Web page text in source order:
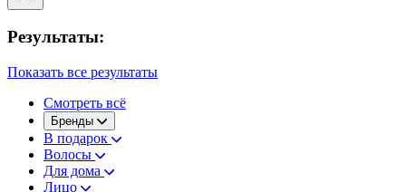
Результаты:
Показать все результаты
Смотреть всё
Бренды
В подарок
Волосы
Для дома
Лицо